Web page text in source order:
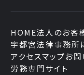
HOME法人のお客
宇都宮法律事務所
アクセスマップお
労務専門サイト